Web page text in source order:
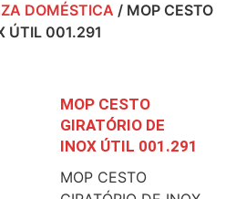
DOMÉSTICA / MOP CESTO
ÚTIL 001.291
MOP CESTO
GIRATÓRIO DE
INOX ÚTIL 001.291
MOP CESTO